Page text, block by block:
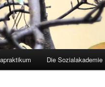
Die Sozialakademie